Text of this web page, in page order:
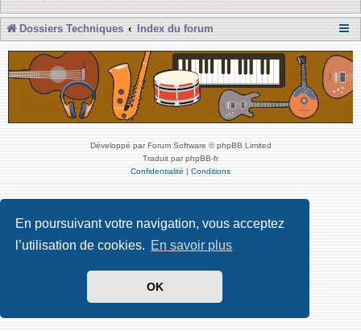
En poursuivant votre navigation, vous acceptez
l’utilisation de cookies. En savoir plus
OK
Dossiers Techniques Index du forum
Développé par Forum Software © phpBB Limited
Traduit par phpBB-fr
Confidentialité | Conditions